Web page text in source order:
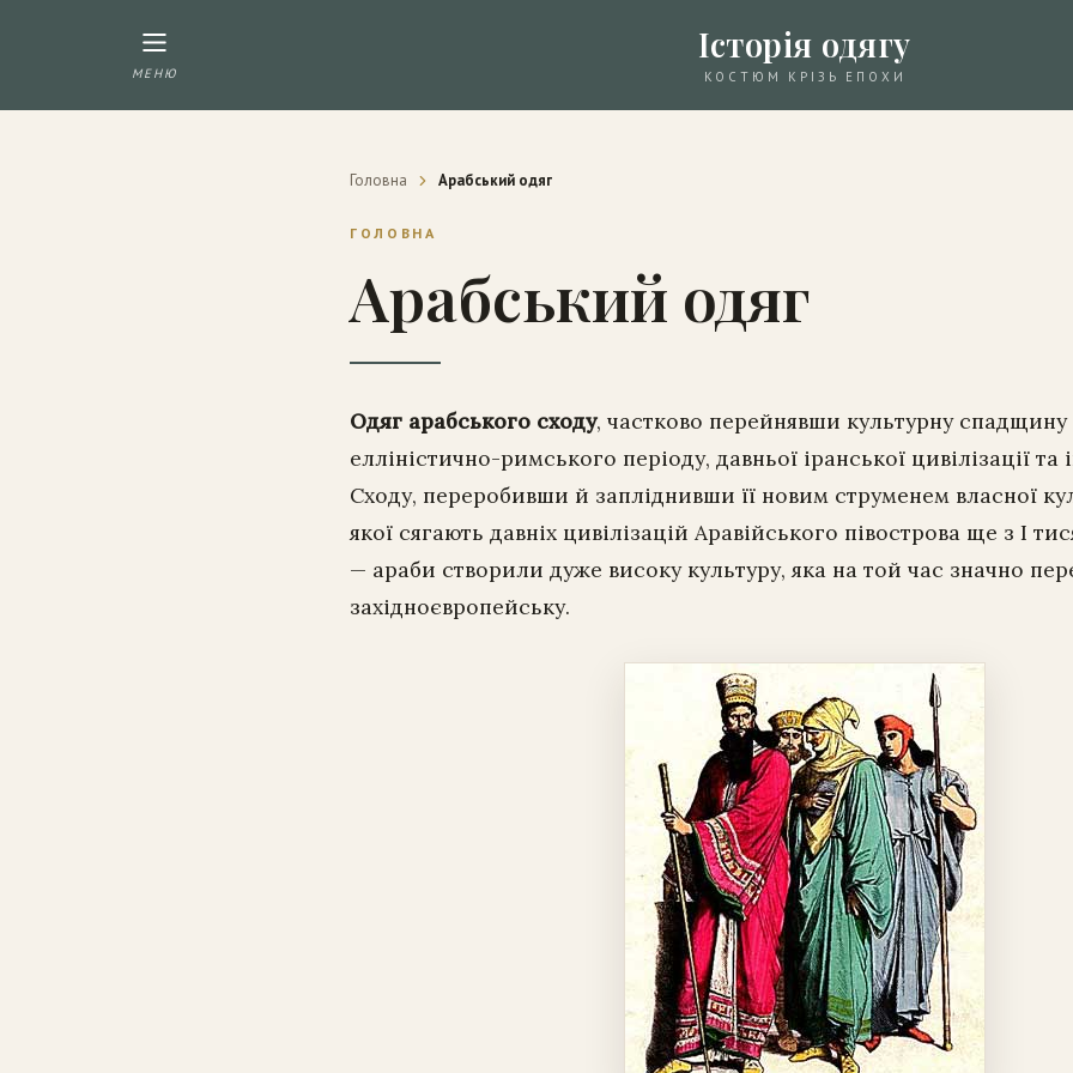
МЕНЮ
Історія одягу
КОСТЮМ КРІЗЬ ЕПОХИ
Головна Арабський одяг
ГОЛОВНА
Арабський одяг
Одяг арабського сходу, частково перейнявши культурну спадщину
елліністично-римського періоду, давньої іранської цивілізації та
Сходу, переробивши й запліднивши її новим струменем власної
якої сягають давніх цивілізацій Аравійського півострова ще з I
— араби створили дуже високу культуру, яка на той час значно
західноєвропейську.